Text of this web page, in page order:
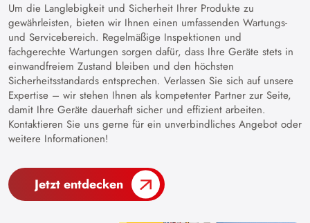
Um die Langlebigkeit und Sicherheit Ihrer Produkte zu
gewährleisten, bieten wir Ihnen einen umfassenden Wartungs-
und Servicebereich. Regelmäßige Inspektionen und
fachgerechte Wartungen sorgen dafür, dass Ihre Geräte stets in
einwandfreiem Zustand bleiben und den höchsten
Sicherheitsstandards entsprechen. Verlassen Sie sich auf unsere
Expertise – wir stehen Ihnen als kompetenter Partner zur Seite,
damit Ihre Geräte dauerhaft sicher und effizient arbeiten.
Kontaktieren Sie uns gerne für ein unverbindliches Angebot oder
weitere Informationen!
Jetzt entdecken